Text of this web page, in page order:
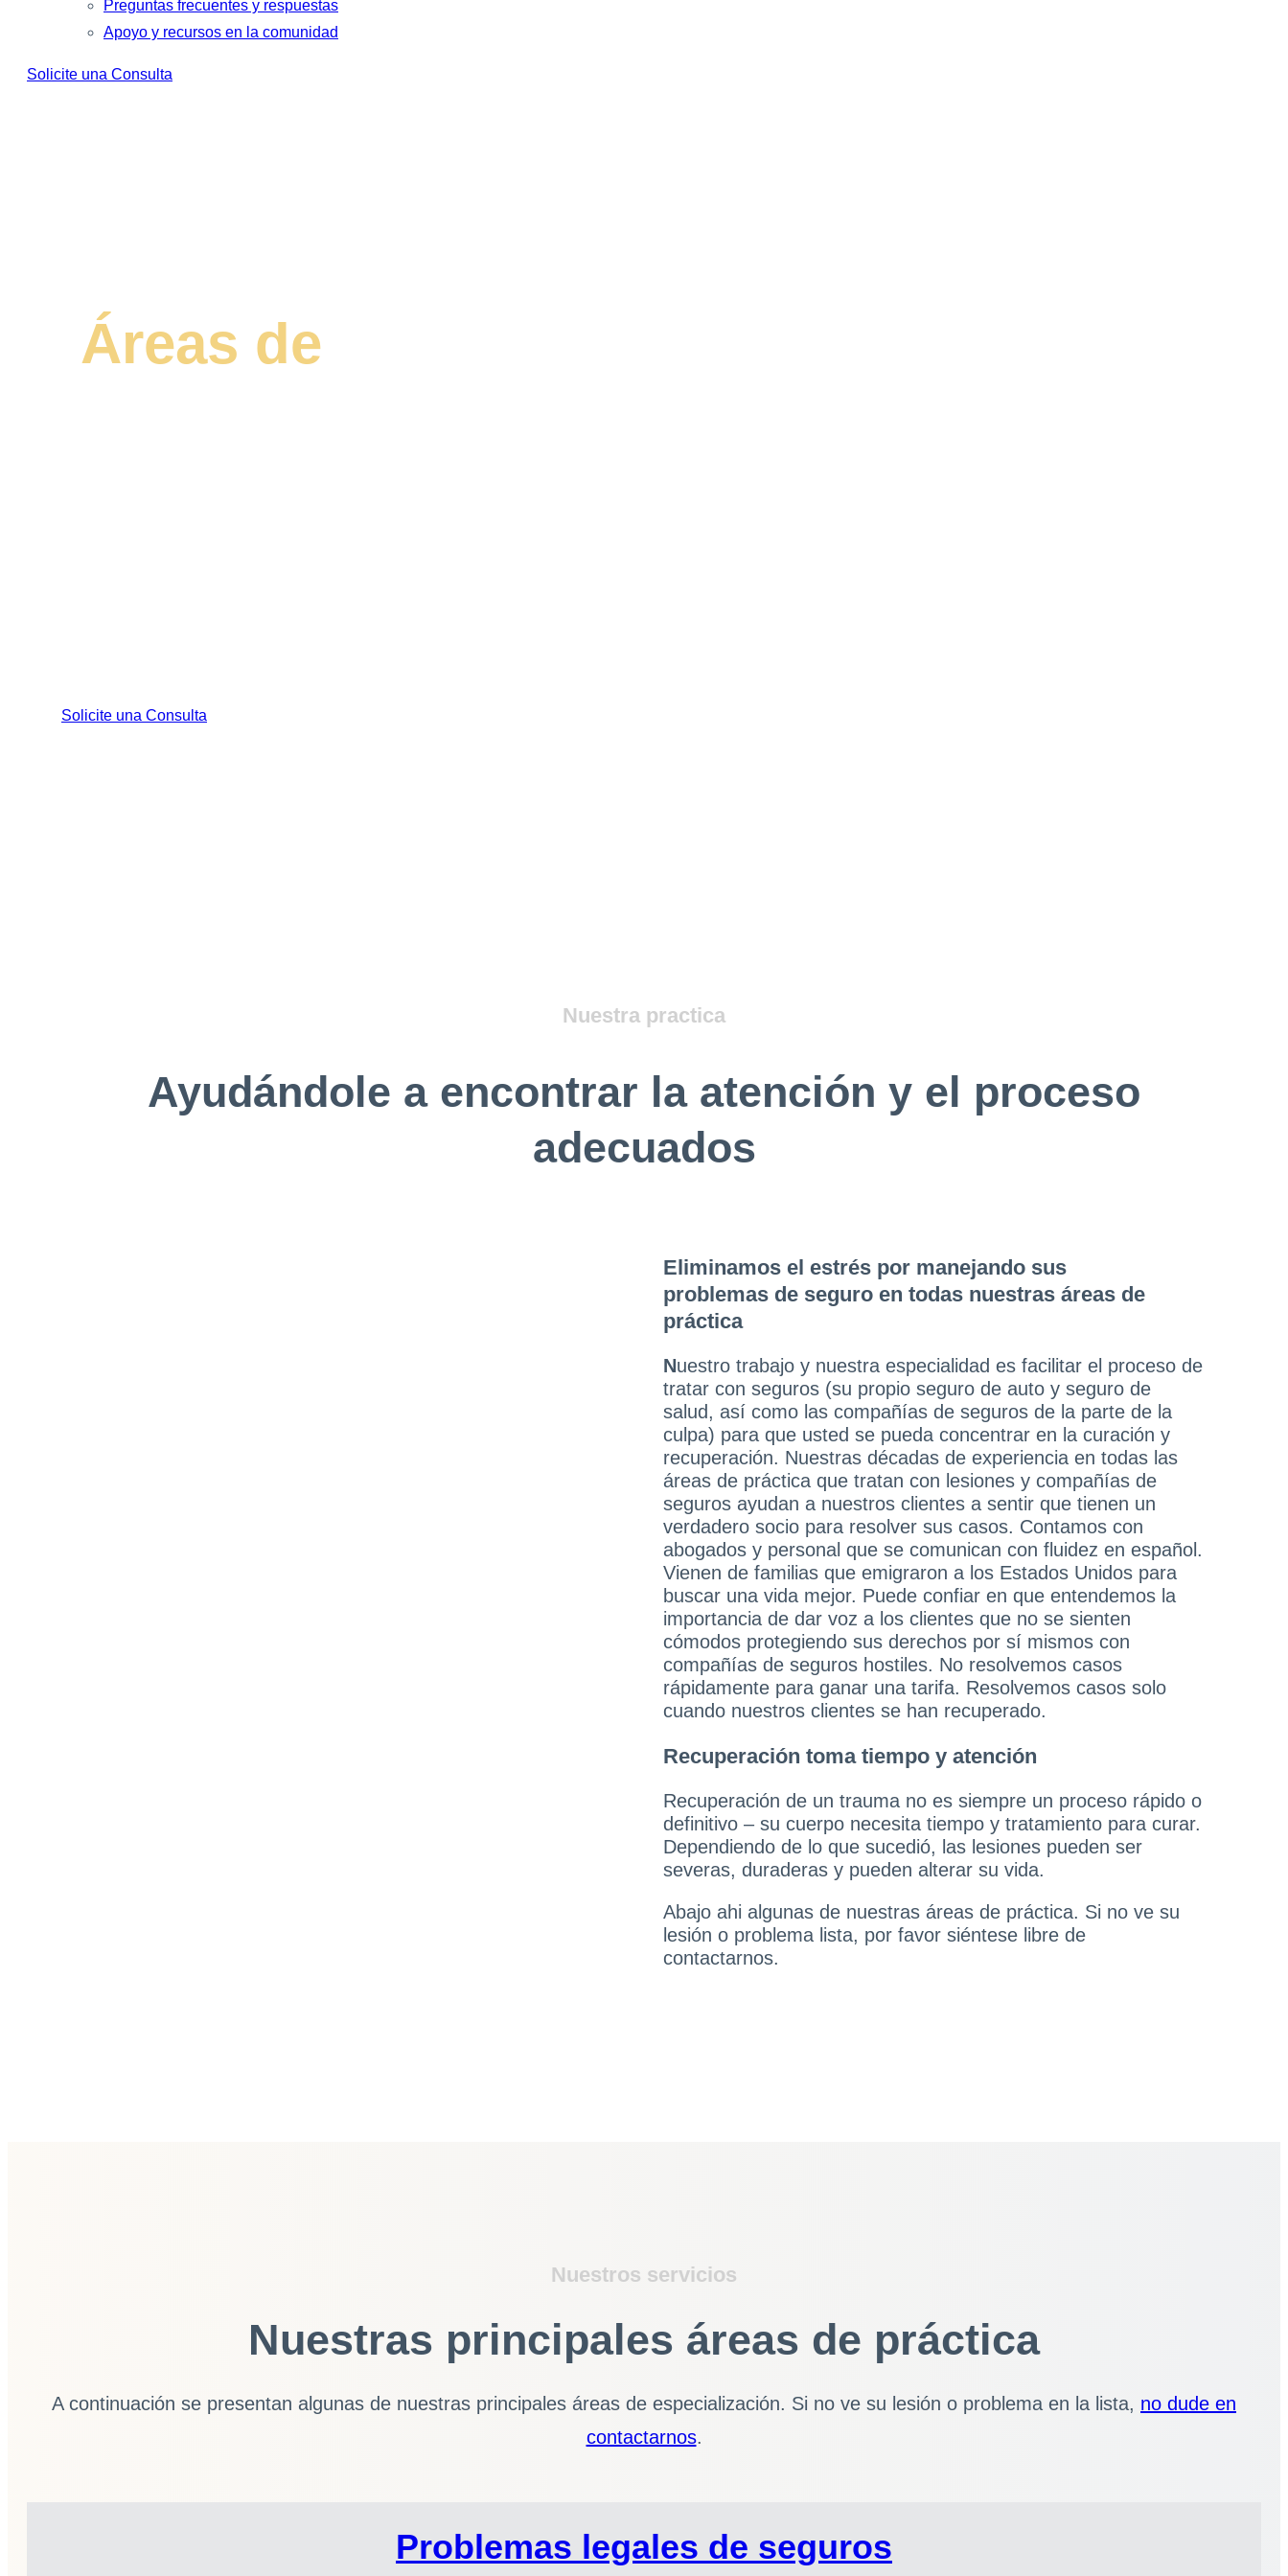
Preguntas frecuentes y respuestas
Apoyo y recursos en la comunidad
Solicite una Consulta
Áreas de
Solicite una Consulta
Nuestra practica
Ayudándole a encontrar la atención y el proceso
adecuados
Eliminamos el estrés por manejando sus
problemas de seguro en todas nuestras áreas de
práctica
Nuestro trabajo y nuestra especialidad es facilitar el proceso de
tratar con seguros (su propio seguro de auto y seguro de
salud, así como las compañías de seguros de la parte de la
culpa) para que usted se pueda concentrar en la curación y
recuperación. Nuestras décadas de experiencia en todas las
áreas de práctica que tratan con lesiones y compañías de
seguros ayudan a nuestros clientes a sentir que tienen un
verdadero socio para resolver sus casos. Contamos con
abogados y personal que se comunican con fluidez en español.
Vienen de familias que emigraron a los Estados Unidos para
buscar una vida mejor. Puede confiar en que entendemos la
importancia de dar voz a los clientes que no se sienten
cómodos protegiendo sus derechos por sí mismos con
compañías de seguros hostiles. No resolvemos casos
rápidamente para ganar una tarifa. Resolvemos casos solo
cuando nuestros clientes se han recuperado.
Recuperación toma tiempo y atención
Recuperación de un trauma no es siempre un proceso rápido o
definitivo – su cuerpo necesita tiempo y tratamiento para curar.
Dependiendo de lo que sucedió, las lesiones pueden ser
severas, duraderas y pueden alterar su vida.
Abajo ahi algunas de nuestras áreas de práctica. Si no ve su
lesión o problema lista, por favor siéntese libre de
contactarnos.
Nuestros servicios
Nuestras principales áreas de práctica
A continuación se presentan algunas de nuestras principales áreas de especialización. Si no ve su lesión o problema en la lista, no dude en
contactarnos.
Problemas legales de seguros